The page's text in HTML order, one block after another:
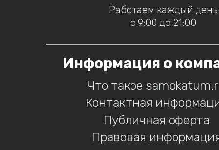
Работаем каждый день
с 9:00 до 21:00
Информация о
Что такое
Контактная
Публичная оферта
Правовая